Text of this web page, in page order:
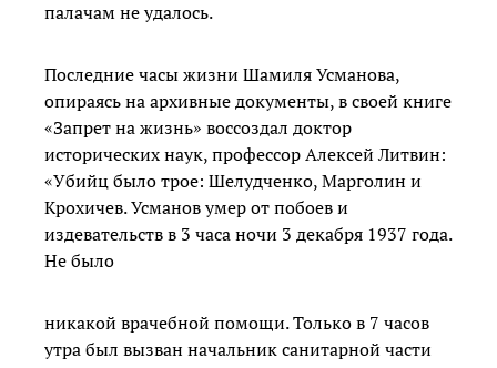
палачам не удалось.
Последние часы жизни Шамиля Усманова,
опираясь на архивные документы, в своей книге
«Запрет на жизнь» воссоздал доктор
исторических наук, профессор Алексей Литвин:
«Убийц было трое: Шелудченко, Марголин и
Крохичев. Усманов умер от побоев и
издевательств в 3 часа ночи 3 декабря 1937 года.
Не было
никакой врачебной помощи. Только в 7 часов
утра был вызван начальник санитарной части